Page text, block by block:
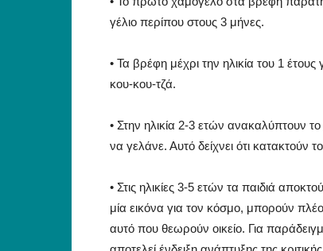
γέλιο περίπου στους 3 μήνες.
• Τα βρέφη μέχρι την ηλικία του 1
κου-κου-τζά.
• Στην ηλικία 2-3 ετών ανακαλύπτουν
να γελάνε. Αυτό δείχνει ότι κατακτούν
• Στις ηλικίες 3-5 ετών τα παιδιά
μία εικόνα για τον κόσμο, μπορούν
αυτό που θεωρούν οικείο. Για